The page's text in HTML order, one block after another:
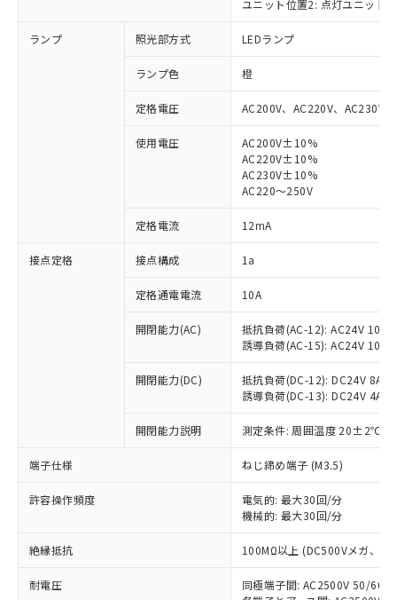
ユニット位置2: 点灯ユニット
ランプ 照光部方式 LEDランプ
ランプ色 橙
定格電圧 AC200V、AC220V、AC230V
使用電圧
AC200V±10%
AC220V±10%
AC230V±10%
AC220～250V
定格電流 12mA
接点定格 接点構成 1a
定格通電電流 10A
開閉能力(AC)
抵抗負荷(AC-12): AC24V 10A/
誘導負荷(AC-15): AC24V
開閉能力(DC)
抵抗負荷(DC-12): DC24V 8A/
誘導負荷(DC-13): DC24V 4A/
開閉能力説明 測定条件: 周囲温度 20±2℃、
端子仕様 ねじ締め端子 (M3.5)
許容操作頻度
電気的: 最大30回/分
機械的: 最大30回/分
絶縁抵抗 100MΩ以上 (DC500Vメガ、点
耐電圧
同極端子間: AC2500V 50/
ご利用条件
以下の条件をお読みいただき、同意のうえ
本サービスは、当社制御機器事業取扱
商品の当社在庫状況および標準価格
(税抜)を提供させていただくもので
当社制御機器事業取扱商品の中には、
本サービスの対象外となる商品もある
ことをご了承ください。
在庫状況および標準価格照会結果は、
記載している更新日時点での社内デー
タに基づき作成されるものであり、閲
準価格とは異なる場合があることをご
対応済み：EU RoHS指令（10物質）の
非含有に対応した製品が提供可能な商品で
対応予定：EU RoHS指令（10物質）の非含
有に対応した製品に切り替える予定のある
対応予定なし：EU RoHS指令（10物質）の
非含有に非対応の商品で、対応品を出す予
調査・確認中：EU RoHS指令（10物質）の
非含有の対応状況を調査中または確認中の
非該当品：ライセンス料など無形物で、有
害物質有無と関係のない商品です。
仕入先様の事情により、非含有部品として
いたものが、含有品と判明した場合などや
むを得ず変更することがあります。
*EU RoHS指令（10物質）：
鉛(Pb) 1000ppm以下、 水銀(Hg) 1000ppm以下、 カド
六価クロム(Cr(Ⅵ)) 1000ppm以下、ポリ臭化ビフェニル
「○」：最大均質材料含有率が中国RoHSの
基準値以下であることを示します。
「×」：最大均質材料含有率が中国RoHSの
基準値を超えていることを示します。
「－」：未確認です。当社販売部門へお問
当社は、これら貴社製品のうち、外国
為替および外国貿易法に定める商品
（以下｢規制貨物等」という）を輸出
または国外への提供する場合は、日本
国政府の輸出許可(または役務取引許
可)を取得するなどの必要な手続きを